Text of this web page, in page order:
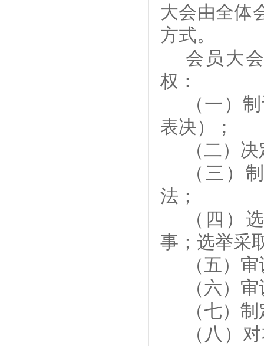
大会由全体
方式。
会员大
权 ：
（一）
表决）
；
（二） 决
（ 三 ）
法；
（四）
事； 选举采
（五）
（六）审
（七） 制
（ 八 ）对